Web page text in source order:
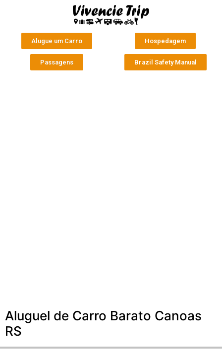
Alugue um Carro Hospedagem
Passagens Brazil Safety Manual
Aluguel de Carro Barato Canoas
RS